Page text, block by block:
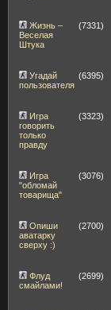
Жизнь –
Веселая
Штука
(7331)
Угадай
пользователя
(6395)
Игра
говорить
только
правду
(3323)
Игра
"обломай
товарища"
(3076)
Опиши
аватарку
сверху :)
(2700)
Флуд
смайлами!
(2699)